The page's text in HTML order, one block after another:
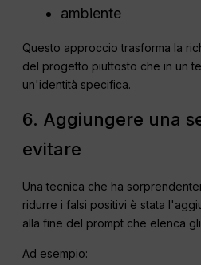
ambiente
Questo approccio trasforma la
del progetto piuttosto che in un
un'identità specifica.
6. Aggiungere una
evitare
Una tecnica che ha
ridurre i falsi positivi è stata
alla fine del prompt che elenca
Ad esempio: